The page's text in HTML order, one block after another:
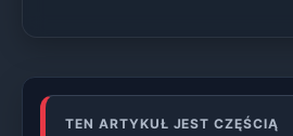
TEN ARTYKUŁ JEST CZĘŚCIĄ